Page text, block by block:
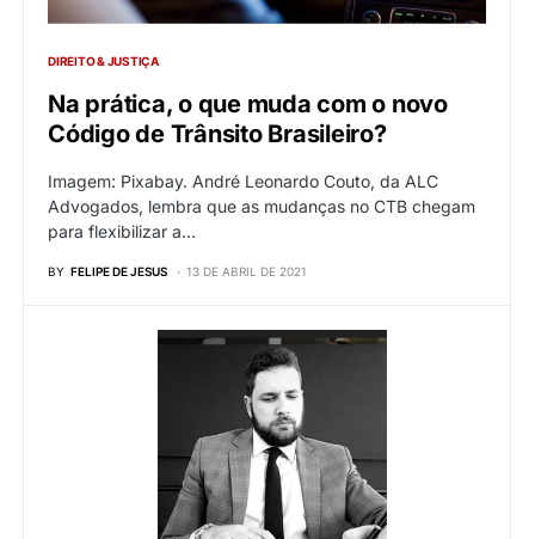
DIREITO & JUSTIÇA
Na prática, o que muda com o novo
Código de Trânsito Brasileiro?
Imagem: Pixabay. André Leonardo Couto, da ALC
Advogados, lembra que as mudanças no CTB chegam
para flexibilizar a…
BY FELIPE DE JESUS 13 DE ABRIL DE 2021